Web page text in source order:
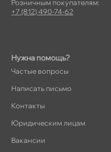
Нужна помощь?
Частые вопросы
Написать письмо
Контакты
Юридическим лицам
акансии
Розничным покупателям:
+7 (812) 490-74-62